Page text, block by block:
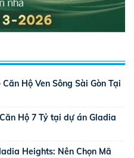
Hộ Ven Sông Sài Gòn Tại
Hộ 7 Tỷ tại dự án Gladia
Heights: Nên Chọn Mã